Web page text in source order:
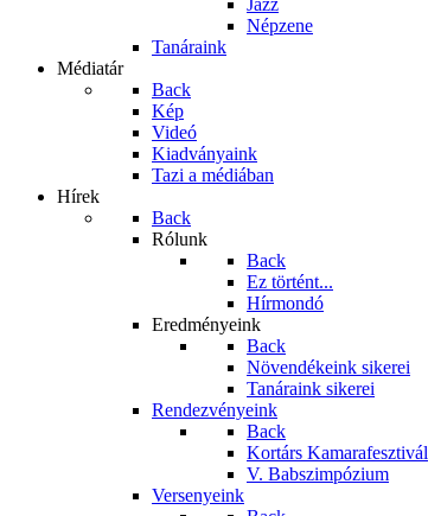
Jazz
Népzene
Tanáraink
Médiatár
Back
Kép
Videó
Kiadványaink
Tazi a médiában
Hírek
Back
Rólunk
Back
Ez történt...
Hírmondó
Eredményeink
Back
Növendékeink sikerei
Tanáraink sikerei
Rendezvényeink
Back
Kortárs Kamarafesztivál
V. Babszimpózium
Versenyeink